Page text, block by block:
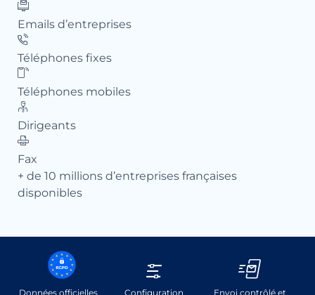
Emails d’entreprises
Téléphones fixes
Téléphones mobiles
Dirigeants
Fax
+ de 10 millions d’entreprises françaises
disponibles
Données officielles Configuration Envoi contrôlé et